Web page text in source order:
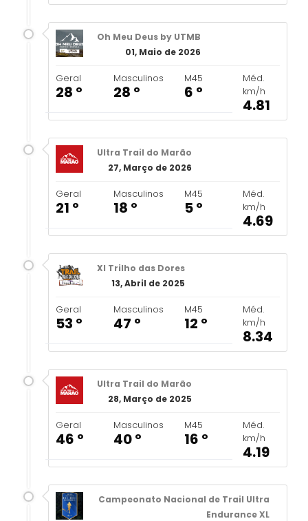
Oh Meu Deus by UTMB
01, Maio de 2026
Geral
28 º
Masculinos
28 º
M45
6 º
Méd.
km/h
4.81
Ultra Trail do Marão
27, Março de 2026
Geral
21 º
Masculinos
18 º
M45
5 º
Méd.
km/h
4.69
XI Trilho das Dores
13, Abril de 2025
Geral
53 º
Masculinos
47 º
M45
12 º
Méd.
km/h
8.34
Ultra Trail do Marão
28, Março de 2025
Geral
46 º
Masculinos
40 º
M45
16 º
Méd.
km/h
4.19
Campeonato Nacional de Trail Ultra
Endurance XL